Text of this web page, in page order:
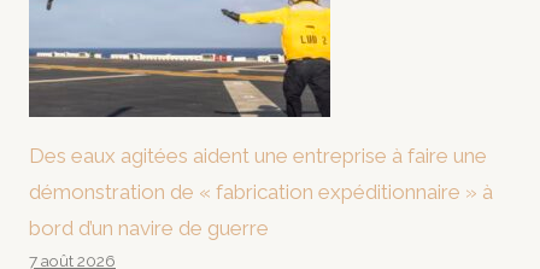
Des eaux agitées aident une entreprise à faire une
démonstration de « fabrication expéditionnaire » à
bord d’un navire de guerre
7 août 2026